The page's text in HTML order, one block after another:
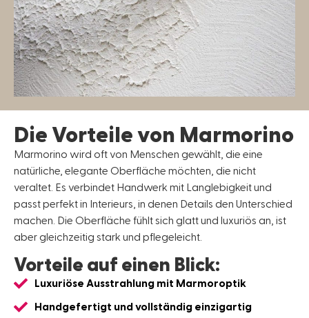
Die Vorteile von Marmorino
Marmorino wird oft von Menschen gewählt, die eine
natürliche, elegante Oberfläche möchten, die nicht
veraltet. Es verbindet Handwerk mit Langlebigkeit und
passt perfekt in Interieurs, in denen Details den Unterschied
machen. Die Oberfläche fühlt sich glatt und luxuriös an, ist
aber gleichzeitig stark und pflegeleicht.
Vorteile auf einen Blick:
Luxuriöse Ausstrahlung mit Marmoroptik
Handgefertigt und vollständig einzigartig